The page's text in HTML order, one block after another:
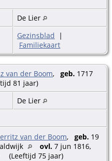
De Lier
Gezinsblad |
Familiekaart
van der Boom, geb. 1717
81 jaar)
De Lier
van der Boom, geb. 19
ovl. 7 jun 1816,
(Leeftijd 75 jaar)